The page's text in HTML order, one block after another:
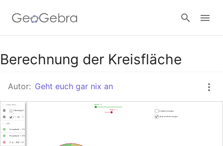
Google Classroom
GeoGebra Classroom
Berechnung der Kreisfläche
Autor: Geht euch gar nix an